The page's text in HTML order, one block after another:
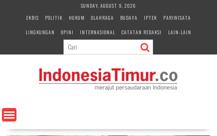
e
n
SUNDAY, AUGUST 9, 2026
EKBIS
POLITIK HUKUM OLAHRAGA BUDAYA IPTEK
PARIWISATA
LINGKUNGAN
OPINI INTERNASIONAL CATATAN REDAKSI LAIN-LAIN